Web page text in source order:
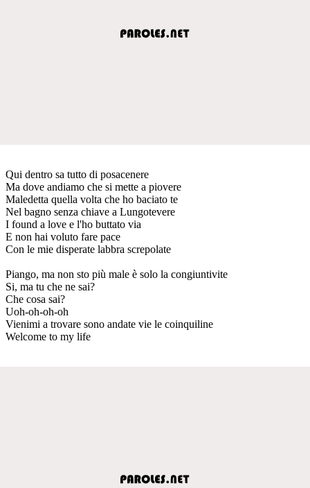
Qui dentro sa tutto di posacenere
Ma dove andiamo che si mette a piovere
Maledetta quella volta che ho baciato te
Nel bagno senza chiave a Lungotevere
I found a love e l'ho buttato via
E non hai voluto fare pace
Con le mie disperate labbra screpolate
Piango, ma non sto più male è solo la congiuntivite
Si, ma tu che ne sai?
Che cosa sai?
Uoh-oh-oh-oh
Vienimi a trovare sono andate vie le coinquiline
Welcome to my life